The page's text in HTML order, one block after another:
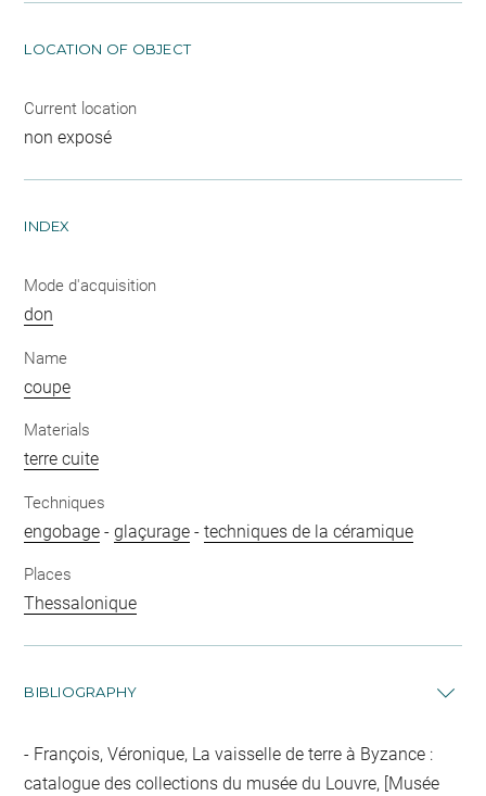
LOCATION OF OBJECT
Current location
non exposé
INDEX
Mode d'acquisition
don
Name
coupe
Materials
terre cuite
Techniques
engobage -glaçurage -techniques de la céramique
Places
Thessalonique
BIBLIOGRAPHY
François, Véronique, La vaisselle de terre à Byzance :
catalogue des collections du musée du Louvre, [Musée